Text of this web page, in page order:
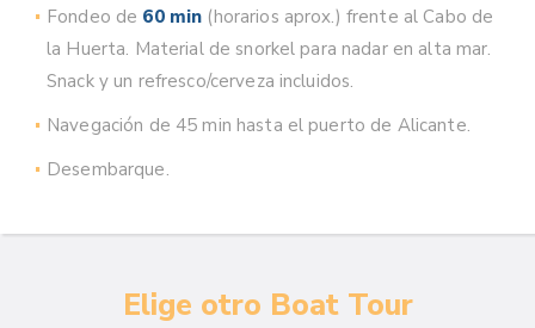
Fondeo de 60 min (horarios aprox.) frente al Cabo de
la Huerta. Material de snorkel para nadar en alta mar.
Snack y un refresco/cerveza incluidos.
Navegación de 45 min hasta el puerto de Alicante.
Desembarque.
Elige otro Boat Tour